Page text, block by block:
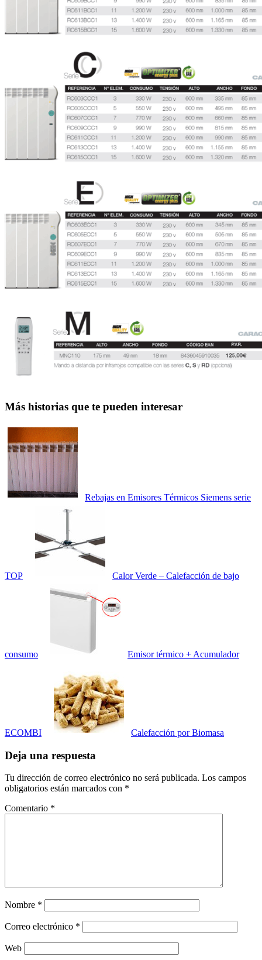
Más historias que te pueden interesar
Rebajas en Emisores Térmicos Siemens serie
TOP Calor Verde – Calefacción de bajo
consumo Emisor térmico + Acumulador
ECOMBI Calefacción por Biomasa
Deja una respuesta
Tu dirección de correo electrónico no será publicada. Los campos
obligatorios están marcados con *
Comentario *
Nombre *
Correo electrónico *
Web